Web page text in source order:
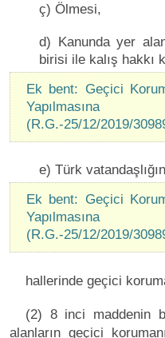
ç) Ölmesi,
d) Kanunda yer
birisi ile kalış hakkı
Ek bent: Geçici
(R.G.-25/12/2019/
e) Türk
Ek bent: Geçici
(R.G.-25/12/2019/
hallerinde geçici
(2) 8 inci maddenin
alanların geçici